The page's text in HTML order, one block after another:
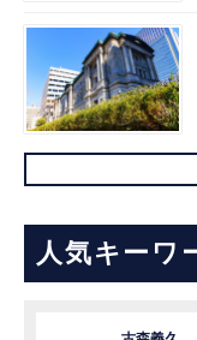
人気キーワ